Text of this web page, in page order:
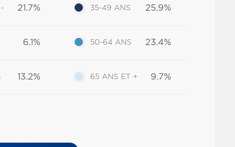
21.7%
6.1%
13.2%
35-49 ANS 25.9%
50-64 ANS 23.4%
65 ANS ET + 9.7%